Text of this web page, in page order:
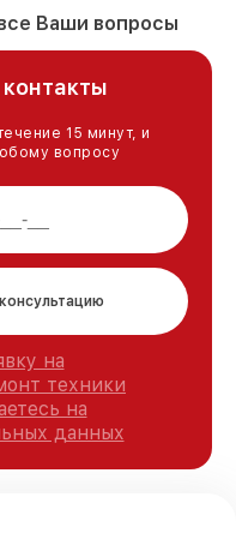
Ваши вопросы
15 минут, и
вопросу
на
техники
на
данных